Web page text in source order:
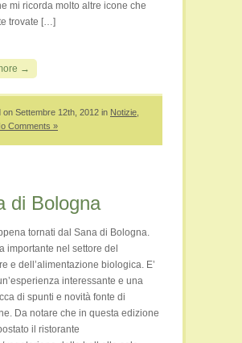
mi ricorda molto altre icone che
trovate […]
→
on Settembre 12th, 2012 in Notizie
Comments »
di Bologna
tornati dal Sana di Bologna.
importante nel settore del
e dell’alimentazione biologica. E’
interessante e una
di spunti e novità fonte di
Da notare che in questa edizione
il ristorante